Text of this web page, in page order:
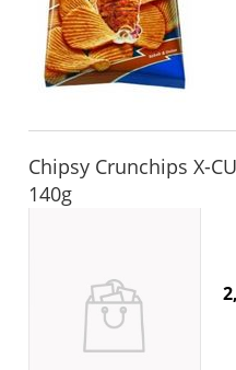
Chipsy Crunchips X-
140g